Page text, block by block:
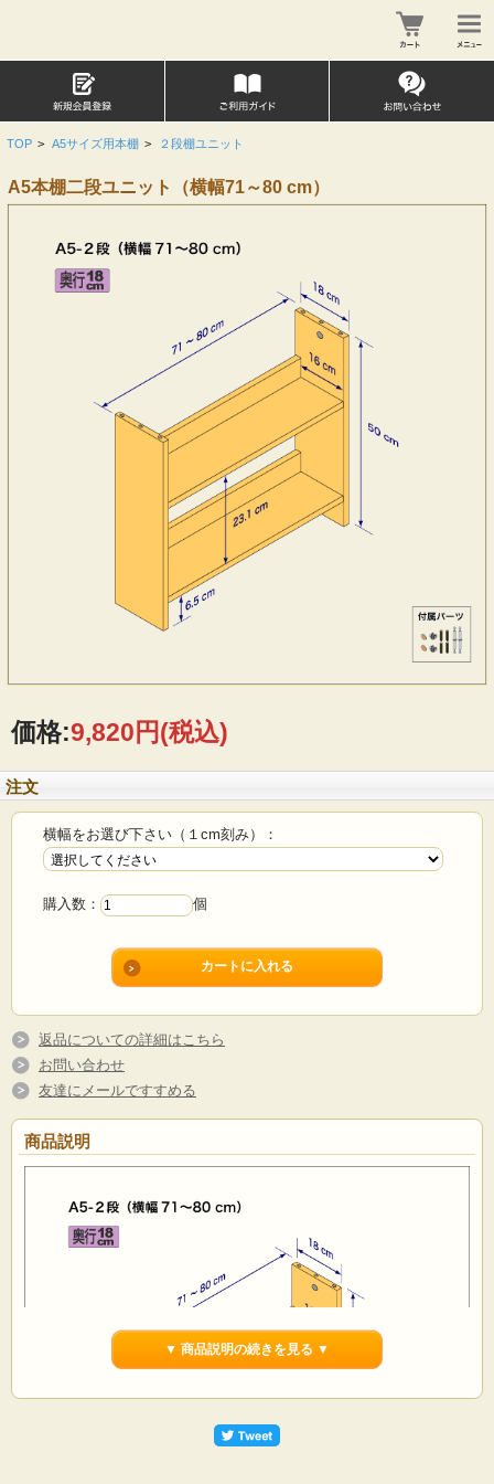
TOP > A5サイズ用本棚 > ２段棚ユニット
A5本棚二段ユニット（横幅71～80 cm）
価格:9,820円(税込)
注文
横幅をお選び下さい（１cm刻み）：
購入数： 個
返品についての詳細はこちら
お問い合わせ
友達にメールですすめる
商品説明
▼ 商品説明の続きを見る ▼